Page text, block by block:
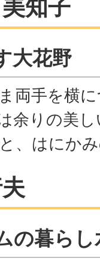
知子
大花野
両手を横
余りの美
、はにか
の暮らし